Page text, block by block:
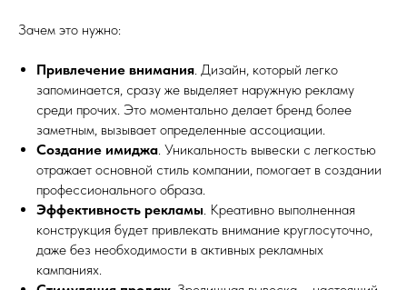
Зачем это нужно:
Привлечение внимания. Дизайн, который легко
запоминается, сразу же выделяет наружную рекламу
среди прочих. Это моментально делает бренд более
заметным, вызывает определенные ассоциации.
Создание имиджа. Уникальность вывески с легкостью
отражает основной стиль компании, помогает в создании
профессионального образа.
Эффективность рекламы. Креативно выполненная
конструкция будет привлекать внимание круглосуточно,
даже без необходимости в активных рекламных
кампаниях.